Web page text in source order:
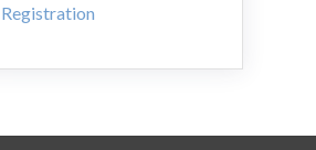
Registration